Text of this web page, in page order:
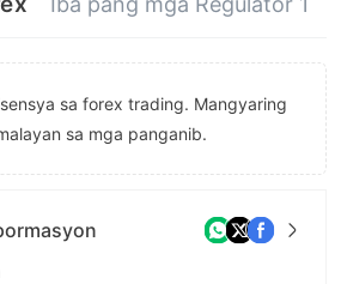
sa forex trading. Mangyaring
sa mga panganib.